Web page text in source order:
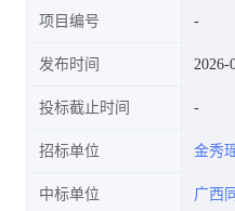
单位
项目编号
发布时间 2026-
投标截止时间
招标单位 金秀
中标单位 广西